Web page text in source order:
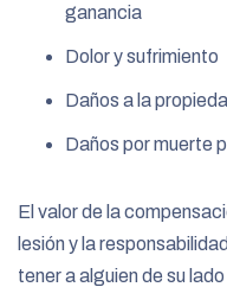
ganancia
Dolor y sufrimiento
Daños a la
Daños por muerte
El valor de la
lesión y la
tener a alguien de su